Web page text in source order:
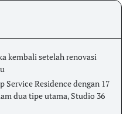
kembali setelah renovasi
Service Residence dengan 17
dua tipe utama, Studio 36